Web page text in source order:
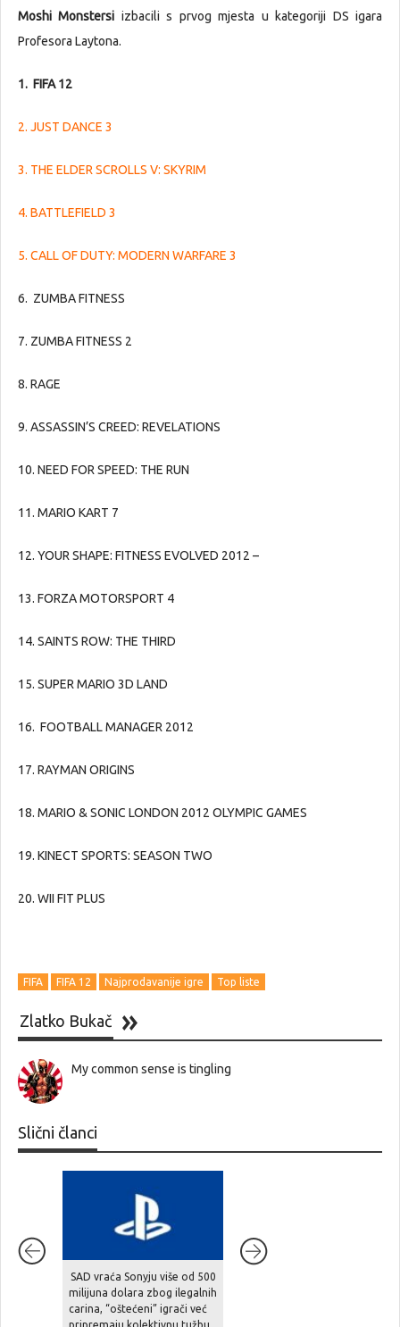
Moshi Monstersi izbacili s prvog mjesta u kategoriji DS igara
Profesora Laytona.
1. FIFA 12
2. JUST DANCE 3
3. THE ELDER SCROLLS V: SKYRIM
4. BATTLEFIELD 3
5. CALL OF DUTY: MODERN WARFARE 3
6. ZUMBA FITNESS
7. ZUMBA FITNESS 2
8. RAGE
9. ASSASSIN’S CREED: REVELATIONS
10. NEED FOR SPEED: THE RUN
11. MARIO KART 7
12. YOUR SHAPE: FITNESS EVOLVED 2012 –
13. FORZA MOTORSPORT 4
14. SAINTS ROW: THE THIRD
15. SUPER MARIO 3D LAND
16. FOOTBALL MANAGER 2012
17. RAYMAN ORIGINS
18. MARIO & SONIC LONDON 2012 OLYMPIC GAMES
19. KINECT SPORTS: SEASON TWO
20. WII FIT PLUS
FIFA FIFA 12 Najprodavanije igre Top liste
Zlatko Bukač
My common sense is tingling
Slični članci
SAD vraća Sonyju više od 500
milijuna dolara zbog ilegalnih
carina, “oštećeni” igrači već